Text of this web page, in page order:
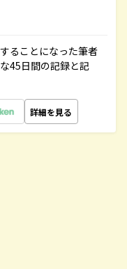
ることになった筆者
45日間の記録と記
詳細を見る